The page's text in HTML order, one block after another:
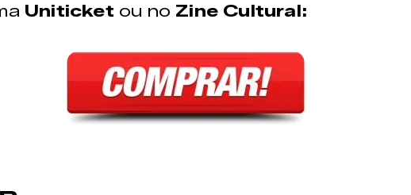
Uniticket ou no Zine Cultural: